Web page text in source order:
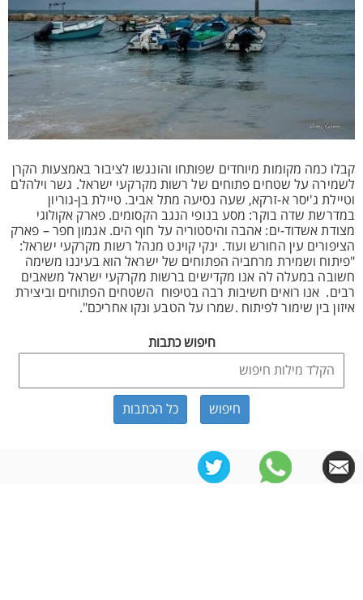
קבלו כמה מקומות מיוחדים שפותחו והונגשו לציבור באמצעות הקרן
לשמירה על שטחים פתוחים של רשות מקרקעי ישראל. גשר וילהלם
וטיילת ג'יסר א-זרקא, שעה נסיעה מתל אביב. טיילת בן-גוריון
במדרשת שדה בוקר: מסע בנופי הנגב הקסומים. פארק אקולוגי
מצודת אשדוד-ים: אהבה והיסטוריה על חוף הים. אגמון חפר – פארק
הציפורים עין החורש ועוד. ינקי קוינט מנהל רשות מקרקעי ישראל:
"פיתוח ושמירת מרחביה הפתוחים של ישראל הוא בעיננו משימה
חשובה במעלה לה אנו מקדישים ברשות מקרקעי ישראל משאבים
רבים. אנו רואים חשיבות רבה בטיפוח השטחים הפתוחים וביצירת
איזון בין שימור לפיתוח .שמרו על הטבע ונקו אחריכם".
חיפוש כתבות
כל הכתבות